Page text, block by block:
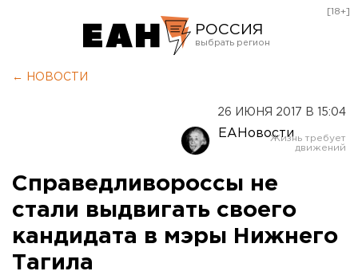
РОССИЯ
Оренбург
[18+]
← НОВОСТИ
26 ИЮНЯ 2017 В 15:04
ЕАНовости
Справедливороссы не
стали выдвигать своего
кандидата в мэры Нижнего
Тагила